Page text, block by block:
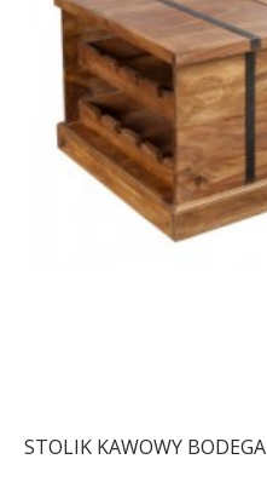
STOLIK KAWOWY BODEGA